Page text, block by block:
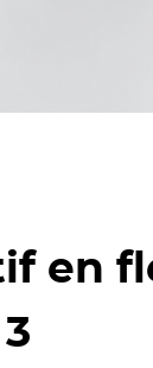
en